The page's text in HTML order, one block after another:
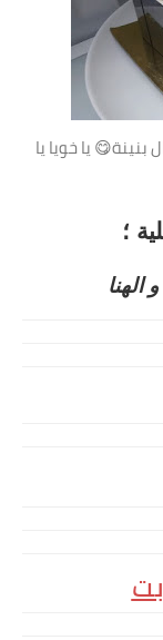
يا خويا يا
؛